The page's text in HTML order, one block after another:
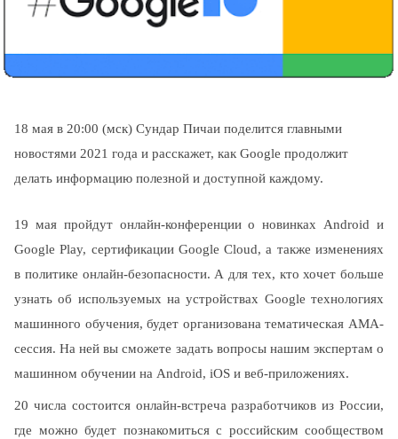
18 мая в 20:00 (мск) Сундар Пичаи поделится главными
новостями 2021 года и расскажет, как Google продолжит
делать информацию полезной и доступной каждому.
19 мая пройдут онлайн-конференции о новинках Android и
Google Play, сертификации Google Cloud, а также изменениях
в политике онлайн-безопасности. А для тех, кто хочет больше
узнать об используемых на устройствах Google технологиях
машинного обучения, будет организована тематическая АМА-
сессия. На ней вы сможете задать вопросы нашим экспертам о
машинном обучении на Android, iOS и веб-приложениях.
20 числа состоится онлайн-встреча разработчиков из России,
где можно будет познакомиться с российским сообществом